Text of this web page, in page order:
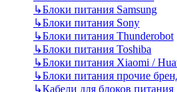
↳Блоки питания Samsung
↳Блоки питания Sony
↳Блоки питания Thunderobot
↳Блоки питания Toshiba
↳Блоки питания Xiaomi /
↳Блоки питания прочие
↳Кабели для блоков питания